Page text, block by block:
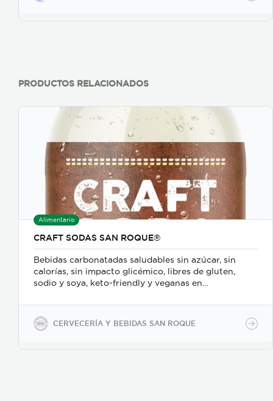
PRODUCTOS RELACIONADOS
Alimentario
CRAFT SODAS SAN ROQUE®
Bebidas carbonatadas saludables sin azúcar, sin
calorías, sin impacto glicémico, libres de gluten,
sodio y soya, keto-friendly y veganas en
en PET.
CERVECERÍA Y BEBIDAS SAN ROQUE